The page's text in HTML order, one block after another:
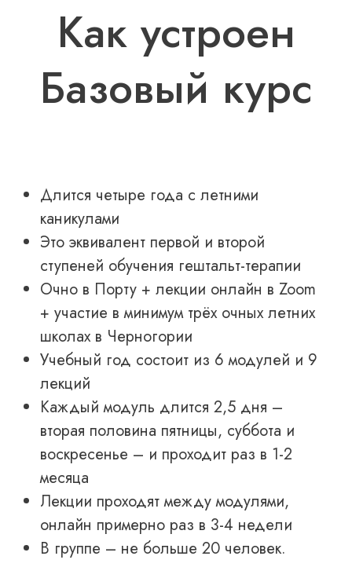
Как устроен
Базовый курс
Длится четыре года с летними
каникулами
Это эквивалент первой и второй
ступеней обучения гештальт-терапии
Очно в Порту + лекции онлайн в Zoom
+ участие в минимум трёх очных летних
школах в Черногории
Учебный год состоит из 6 модулей и 9
лекций
Каждый модуль длится 2,5 дня –
вторая половина пятницы, суббота и
воскресенье – и проходит раз в 1-2
месяца
Лекции проходят между модулями,
онлайн примерно раз в 3-4 недели
В группе – не больше 20 человек.